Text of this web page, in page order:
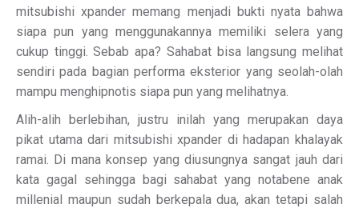
mitsubishi xpander memang menjadi bukti nyata bahwa
siapa pun yang menggunakannya memiliki selera yang
cukup tinggi. Sebab apa? Sahabat bisa langsung melihat
sendiri pada bagian performa eksterior yang seolah-olah
mampu menghipnotis siapa pun yang melihatnya.
Alih-alih berlebihan, justru inilah yang merupakan daya
pikat utama dari mitsubishi xpander di hadapan khalayak
ramai. Di mana konsep yang diusungnya sangat jauh dari
kata gagal sehingga bagi sahabat yang notabene anak
millenial maupun sudah berkepala dua, akan tetapi salah